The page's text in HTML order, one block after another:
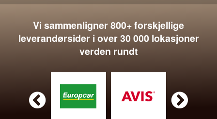
Vi sammenligner 800+ forskjellige
leverandørsider i over 30 000 lokasjoner
verden rundt
 